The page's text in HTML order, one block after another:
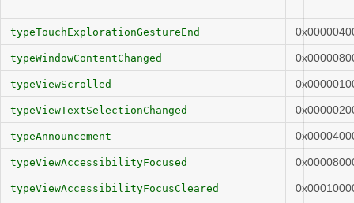
typeTouchExplorationGestureEnd
typeWindowContentChanged
typeViewScrolled
typeViewTextSelectionChanged
typeAnnouncement
typeViewAccessibilityFocused
typeViewAccessibilityFocusCleared